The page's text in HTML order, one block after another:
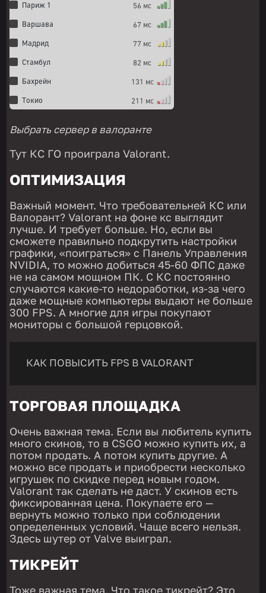
Выбрать сервер в валоранте
Тут КС ГО проиграла Valorant.
ОПТИМИЗАЦИЯ
Важный момент. Что требовательней КС или
Валорант? Valorant на фоне кс выглядит
лучше. И требует больше. Но, если вы
сможете правильно подкрутить настройки
графики, «поиграться» с Панель Управления
NVIDIA, то можно добиться 45-60 ФПС даже
не на самом мощном ПК. С КС постоянно
случаются какие-то недоработки, из-за чего
даже мощные компьютеры выдают не больше
300 FPS. А многие для игры покупают
мониторы с большой герцовкой.
КАК ПОВЫСИТЬ FPS В VALORANT
ТОРГОВАЯ ПЛОЩАДКА
Очень важная тема. Если вы любитель купить
много скинов, то в CSGO можно купить их, а
потом продать. А потом купить другие. А
можно все продать и приобрести несколько
игрушек по скидке перед новым годом.
Valorant так сделать не даст. У скинов есть
фиксированная цена. Покупаете его —
вернуть можно только при соблюдении
определенных условий. Чаще всего нельзя.
Здесь шутер от Valve выиграл.
ТИКРЕЙТ
Тоже важная тема. Что такое тикрейт? Это